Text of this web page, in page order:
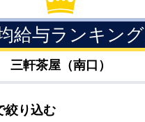
給与ランキング
三軒茶屋（南口）
絞り込む
西麻布
横浜
新横浜